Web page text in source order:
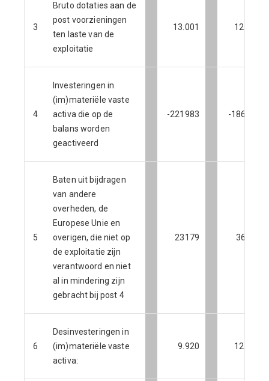
3
Bruto dotaties aan de
post voorzieningen
ten laste van de
exploitatie
13.001 12.004
4
Investeringen in
(im)materiële vaste
activa die op de
balans worden
geactiveerd
-221983 -186206
5
Baten uit bijdragen
van andere
overheden, de
Europese Unie en
overigen, die niet op
de exploitatie zijn
verantwoord en niet
al in mindering zijn
gebracht bij post 4
23179 36221
6
Desinvesteringen in
(im)materiële vaste
activa:
9.920 12.039